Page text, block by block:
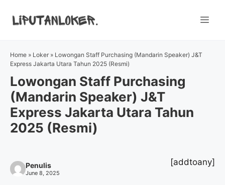
Home » Loker » Lowongan Staff Purchasing (Mandarin Speaker) J&T
Express Jakarta Utara Tahun 2025 (Resmi)
Lowongan Staff Purchasing
(Mandarin Speaker) J&T
Express Jakarta Utara Tahun
2025 (Resmi)
Penulis
June 8, 2025
[addtoany]